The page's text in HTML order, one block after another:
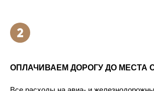
ОПЛАЧИВАЕМ ДОРОГУ ДО МЕСТА